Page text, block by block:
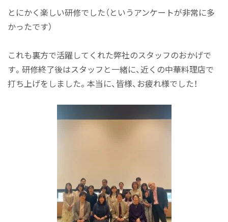
とにかく楽しい研修でした（というアンケートが非常に多
かったです）
これも裏方で活躍してくれた弊社のスタッフのおかげで
す。研修終了後はスタッフと一緒に、近くの中華料理店で
打ち上げをしました。本当に、皆様、お疲れ様でした！